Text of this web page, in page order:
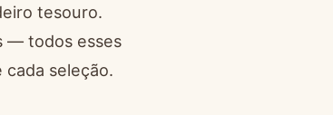
tesouro.
— todos esses
seleção.